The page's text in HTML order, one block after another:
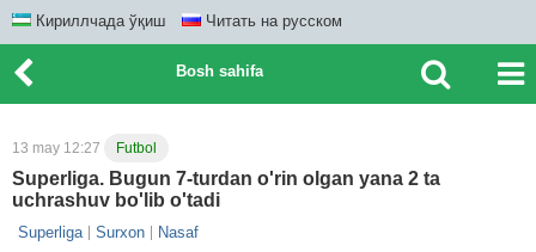
Кириллчада ўқиш Читать на русском
Bosh sahifa
13 may 12:27 Futbol
Superliga. Bugun 7-turdan o'rin olgan yana 2 ta
uchrashuv bo'lib o'tadi
Superliga Surxon Nasaf